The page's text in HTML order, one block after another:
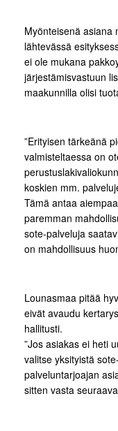
Myönteisenä asiana
lähtevässä
ei ole mukana
järjestämisvastuun
maakunnilla olisi
”Erityisen tärkeänä
valmisteltaessa on
koskien mm.
Tämä antaa
paremman
sote-palveluja
on mahdollisuus
Lounasmaa pitää
eivät avaudu
hallitusti.
”Jos asiakas ei heti
valitse yksityistä
palveluntarjoajan
sitten vasta